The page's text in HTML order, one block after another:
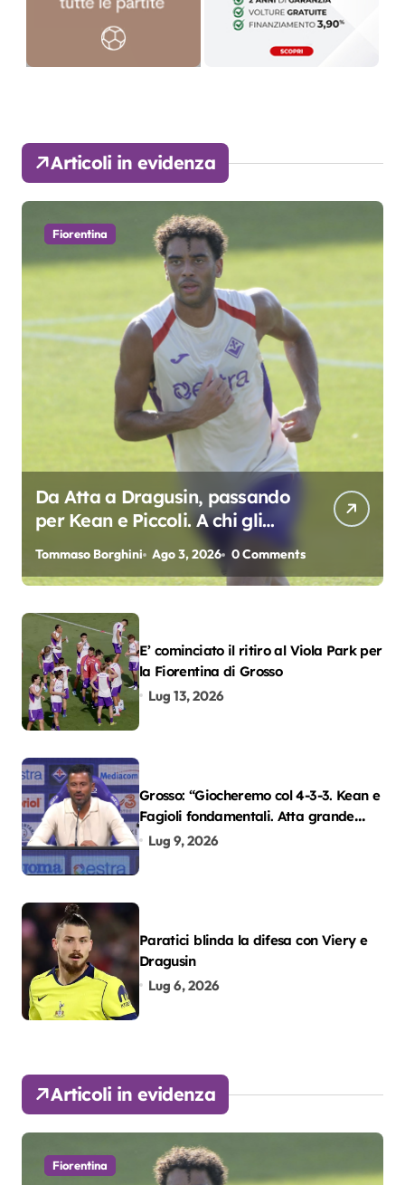
Articoli in evidenza
Fiorentina
Da Atta a Dragusin, passando
per Kean e Piccoli. A chi gli
oscar del precampionato?
Tommaso Borghini Ago 3, 2026 0 Comments
E’ cominciato il ritiro al Viola Park per
la Fiorentina di Grosso
Lug 13, 2026
Grosso: “Giocheremo col 4-3-3. Kean e
Fagioli fondamentali. Atta grande
colpo”
Lug 9, 2026
Paratici blinda la difesa con Viery e
Dragusin
Lug 6, 2026
Articoli in evidenza
Fiorentina